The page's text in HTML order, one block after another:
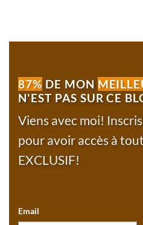
87%DE MON
N'EST PAS SUR CE
Viens avec moi!
pour avoir accès à
EXCLUSIF!
Email